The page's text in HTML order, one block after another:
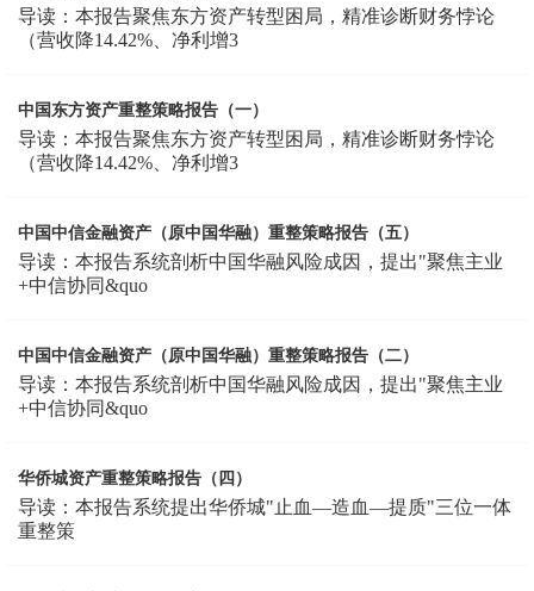
导读：本报告聚焦东方资产转型困局，精准诊断财务悖论
（营收降14.42%、净利增3
中国东方资产重整策略报告（一）
导读：本报告聚焦东方资产转型困局，精准诊断财务悖论
（营收降14.42%、净利增3
中国中信金融资产（原中国华融）重整策略报告（五）
导读：本报告系统剖析中国华融风险成因，提出"聚焦主业
+中信协同&quo
中国中信金融资产（原中国华融）重整策略报告（二）
导读：本报告系统剖析中国华融风险成因，提出"聚焦主业
+中信协同&quo
华侨城资产重整策略报告（四）
导读：本报告系统提出华侨城"止血—造血—提质"三位一体
重整策